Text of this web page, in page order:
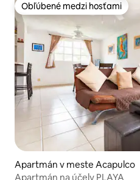
Obľúbené medzi hosťami
Obľúbené medzi hosťami
Apartmán v meste Acapulco
Apartmán na účely PLAYA